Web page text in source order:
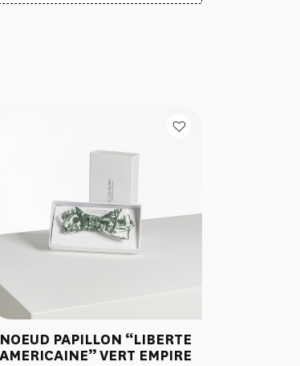
NOEUD PAPILLON “LIBERTE
AMERICAINE” VERT EMPIRE